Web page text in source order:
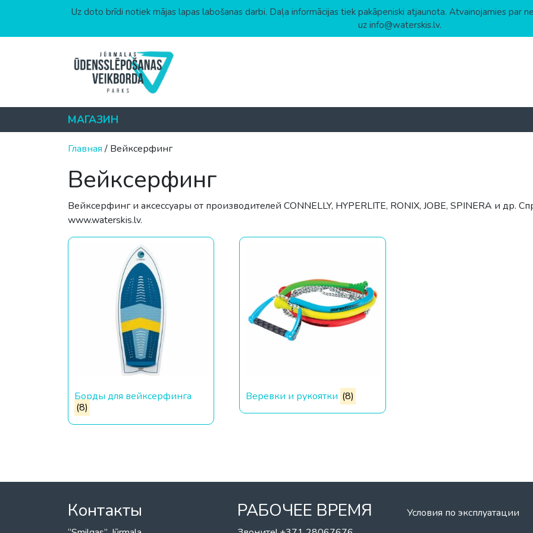
Uz doto brīdi notiek mājas lapas labošanas darbi. Daļa informācijas tiek pakāpeniski atjaunota. Atvainojamies par
uz info@waterskis.lv.
МАГАЗИН
Главная/ Вейксерфинг
Вейксерфинг
Вейксерфинг и аксессуары от производителей CONNELLY, HYPERLITE, RONIX, JOBE, SPINERA и др.
www.waterskis.lv.
Борды для вейксерфинга
(8)
Веревки и рукоятки (8)
Контакты РАБОЧЕЕ ВРЕМЯ Условия по эксплуатации